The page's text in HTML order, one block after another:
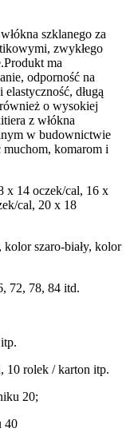
szklanego za
zwykłego
ma
odporność na
długą
o wysokiej
z włókna
w budownictwie
komarom i
x 14 oczek/cal, 16 x
cal, 20 x 18
szaro-biały, kolor
72, 78, 84 itd.
10 rolek / karton itp.
20;
40